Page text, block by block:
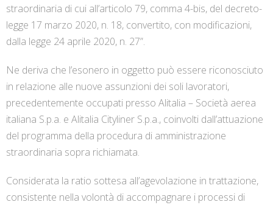
straordinaria di cui all’articolo 79, comma 4-bis, del decreto-
legge 17 marzo 2020, n. 18, convertito, con modificazioni,
dalla legge 24 aprile 2020, n. 27”.
Ne deriva che l’esonero in oggetto può essere riconosciuto
in relazione alle nuove assunzioni dei soli lavoratori,
precedentemente occupati presso Alitalia – Società aerea
italiana S.p.a. e Alitalia Cityliner S.p.a., coinvolti dall’attuazione
del programma della procedura di amministrazione
straordinaria sopra richiamata.
Considerata la ratio sottesa all’agevolazione in trattazione,
consistente nella volontà di accompagnare i processi di